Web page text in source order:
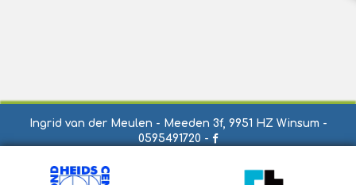
Ingrid van der Meulen - Meeden 3f, 9951 HZ Winsum -
0595491720 -